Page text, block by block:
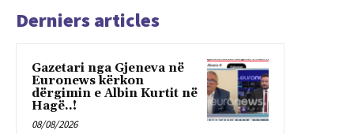
Derniers articles
Gazetari nga Gjeneva në
Euronews kërkon
dërgimin e Albin Kurtit në
Hagë..!
08/08/2026